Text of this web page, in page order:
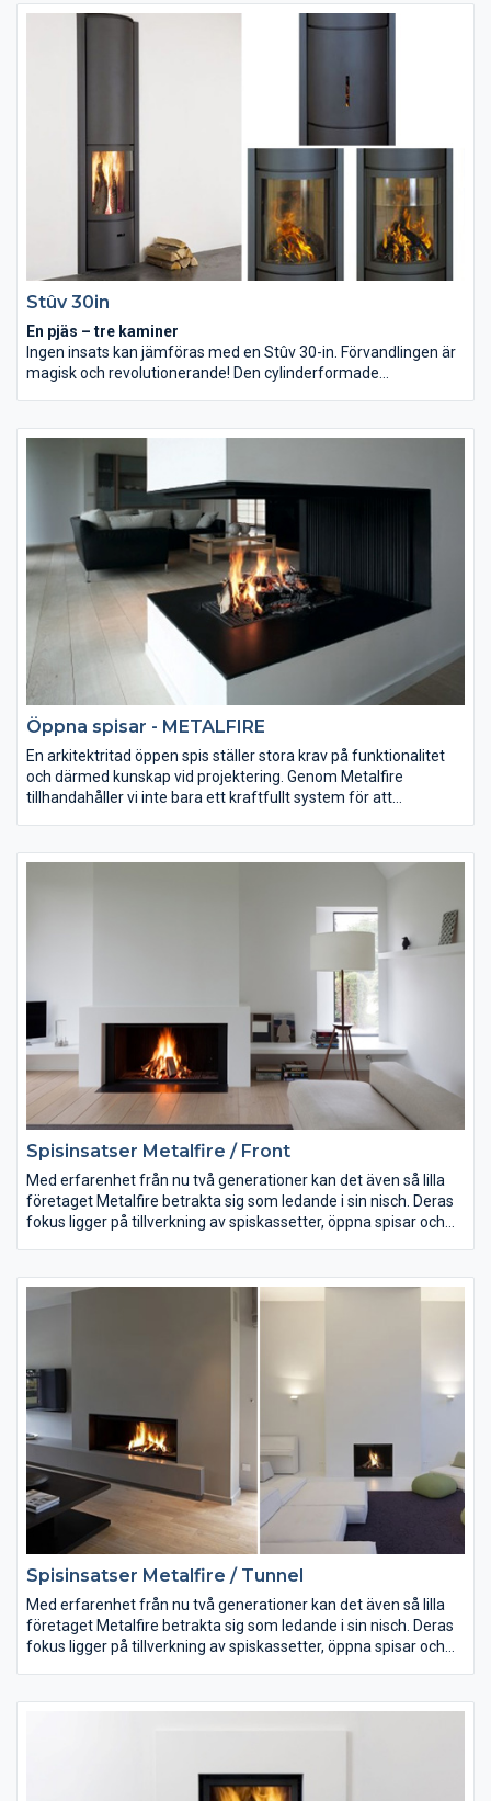
glas för öppen eld och grillning kvällstid. En sluten dörr för
långsam förbränning nattetid med glöd tills du vaknar. Grillen
Stûv 30in
En pjäs – tre kaminer
Ingen insats kan jämföras med en Stûv 30-in. Förvandlingen är
magisk och revolutionerande! Den cylinderformade
för effektiv eldning dagtid. En dörr utan glas för öppen eld och
grillning kvällstid. En sluten dörr för långsam förbränning
nattetid med glöd tills du vaknar. Grillen som sätts in för enkel
och sund matlagning, är specialbyggd.
Öppna spisar - METALFIRE
En arkitektritad öppen spis ställer stora krav på funktionalitet
och därmed kunskap vid projektering. Genom Metalfire
tillhandahåller vi inte bara ett kraftfullt system för att
Spisinsatser Metalfire / Front
Med erfarenhet från nu två generationer kan det även så lilla
företaget Metalfire betrakta sig som ledande i sin nisch. Deras
fokus ligger på tillverkning av spiskassetter, öppna spisar och
standard gjutjärn i sina moduler för öppen spis. Om man väljer
en kamin från Metalfire får man ingen vanlig kamin. Det är
uttänkt, utsökt och exklusivt hantverk.
Spisinsatser Metalfire / Tunnel
Med erfarenhet från nu två generationer kan det även så lilla
företaget Metalfire betrakta sig som ledande i sin nisch. Deras
fokus ligger på tillverkning av spiskassetter, öppna spisar och
standard gjutjärn i sina moduler för öppen spis. Om man väljer
en kamin från Metalfire får man ingen vanlig kamin. Det är